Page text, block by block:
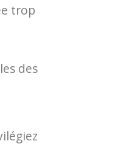
trop
des